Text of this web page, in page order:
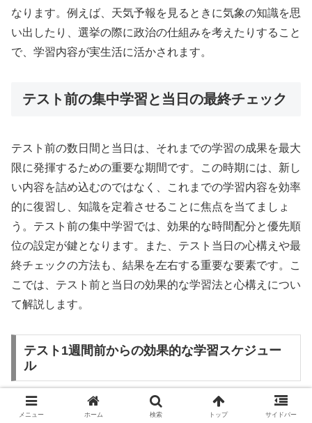
なります。例えば、天気予報を見るときに気象の知識を思
い出したり、選挙の際に政治の仕組みを考えたりすること
で、学習内容が実生活に活かされます。
テスト前の集中学習と当日の最終チェック
テスト前の数日間と当日は、それまでの学習の成果を最大
限に発揮するための重要な期間です。この時期には、新し
い内容を詰め込むのではなく、これまでの学習内容を効率
的に復習し、知識を定着させることに焦点を当てましょ
う。テスト前の集中学習では、効果的な時間配分と優先順
位の設定が鍵となります。また、テスト当日の心構えや最
終チェックの方法も、結果を左右する重要な要素です。こ
こでは、テスト前と当日の効果的な学習法と心構えについ
て解説します。
テスト1週間前からの効果的な学習スケジュー
ル
テスト1週間前からは、それまでの学習内容を効率的に復
メニュー ホーム 検索 トップ サイドバー